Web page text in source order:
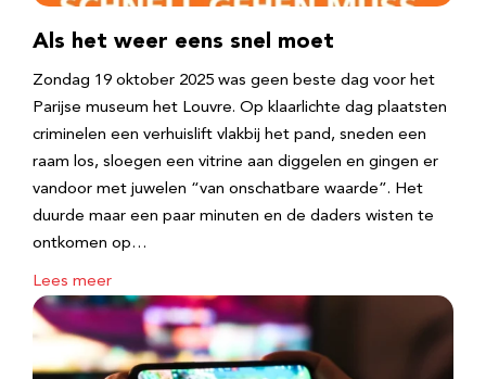
Als het weer eens snel moet
Zondag 19 oktober 2025 was geen beste dag voor het
Parijse museum het Louvre. Op klaarlichte dag plaatsten
criminelen een verhuislift vlakbij het pand, sneden een
raam los, sloegen een vitrine aan diggelen en gingen er
vandoor met juwelen “van onschatbare waarde”. Het
duurde maar een paar minuten en de daders wisten te
ontkomen op…
Lees meer